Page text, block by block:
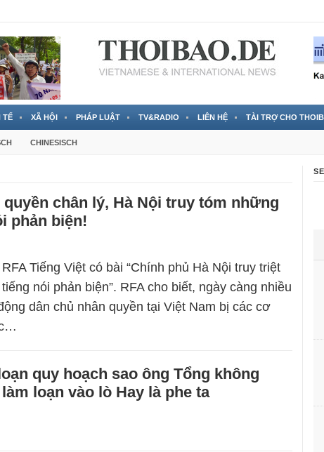
TẾ XÃ HỘI PHÁP LUẬT TV&RADIO LIÊN HỆ TÀI TRỢ CHO
CHINESISCH
chân lý, Hà Nội truy tóm những
phản biện!
Tiếng Việt có bài “Chính phủ Hà Nội truy triệt
nói phản biện”. RFA cho biết, ngày càng nhiều
dân chủ nhân quyền tại Việt Nam bị các cơ
quy hoạch sao ông Tổng không
loạn vào lò Hay là phe ta